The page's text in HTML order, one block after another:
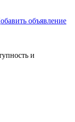
объявление
и